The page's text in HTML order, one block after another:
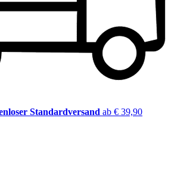
Standardversand ab € 39,90